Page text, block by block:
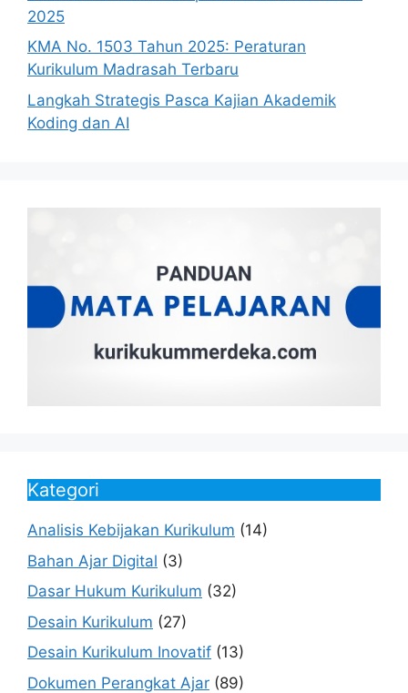
2025
KMA No. 1503 Tahun 2025: Peraturan
Kurikulum Madrasah Terbaru
Langkah Strategis Pasca Kajian Akademik
Koding dan AI
Kategori
Analisis Kebijakan Kurikulum (14)
Bahan Ajar Digital (3)
Dasar Hukum Kurikulum (32)
Desain Kurikulum (27)
Desain Kurikulum Inovatif (13)
Dokumen Perangkat Ajar (89)